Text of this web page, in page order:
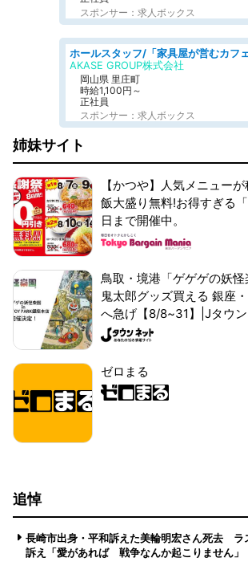
スポンサー：求人ボックス
AKASE GROUP株式会社
岡山県 里庄町
時給1,100円～
正社員
スポンサー：求人ボックス
姉妹サイト
【かつや】人気メニュー
飯大盛り無料!お得すぎる
日まで開催中。
鳥取・境港「ゲゲゲの妖
鬼太郎グッズ買える 銀座
へ急げ【8/8~31】|Jタウン
ゼロまる
追悼
長崎市出身・平和訴えた美輪明宏さん死去 ラ
訴え「愛があれば 戦争なんか起こりません」